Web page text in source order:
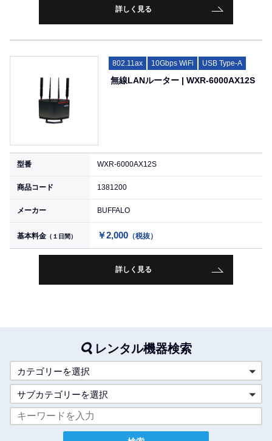
詳しく見る
802.11ax 10Gbps WiFi USB Type-A
無線LANルーター | WXR-6000AX12S
型番 WXR-6000AX12S
商品コード 1381200
メーカー BUFFALO
基本料金 （１日間） ￥2,000 （税抜）
詳しく見る
レンタル機器検索
カテゴリーを選択
サブカテゴリーを選択